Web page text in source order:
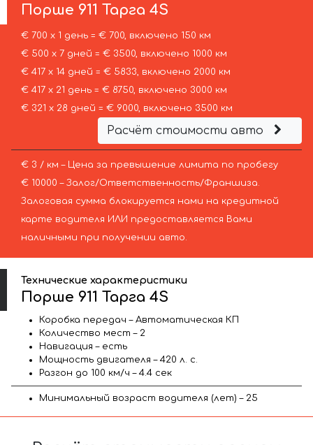
Порше 911 Тарга 4S
€ 700 х 1 день = € 700, включено 150 км
€ 500 х 7 дней = € 3500, включено 1000 км
€ 417 х 14 дней = € 5833, включено 2000 км
€ 417 х 21 день = € 8750, включено 3000 км
€ 321 х 28 дней = € 9000, включено 3500 км
Расчёт стоимости авто
€ 3 / км – Цена за превышение лимита по пробегу
€ 10000 – Залог/Ответственность/Франшиза.
Залоговая сумма блокируется нами на кредитной
карте водителя ИЛИ предоставляется Вами
наличными при получении авто.
Технические характеристики
Порше 911 Тарга 4S
Коробка передач – Автоматическая КП
Количество мест – 2
Навигация – есть
Мощность двигателя – 420 л. с.
Разгон до 100 км/ч – 4.4 сек
Минимальный возраст водителя (лет) – 25